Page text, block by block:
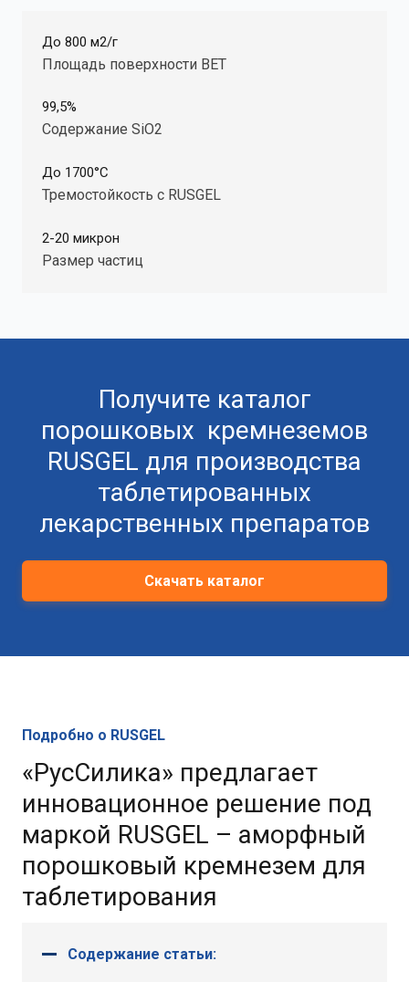
До 800 м2/г
Площадь поверхности ВЕТ
99,5%
Содержание SiO2
До 1700°C
Тремостойкость с RUSGEL
2-20 микрон
Размер частиц
Получите каталог
порошковых кремнеземов
RUSGEL для производства
таблетированных
лекарственных препаратов
Скачать каталог
Подробно о RUSGEL
«РусСилика» предлагает
инновационное решение под
маркой RUSGEL – аморфный
порошковый кремнезем для
таблетирования
Содержание статьи: